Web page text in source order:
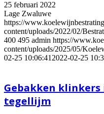
25 februari 2022
Lage Zwaluwe
https://
content/uploads/2022/02/
400 495 admin https://
content/uploads/2025/05/
02-25 10:06:41 2022-02-25
Gebakken
tegellijm